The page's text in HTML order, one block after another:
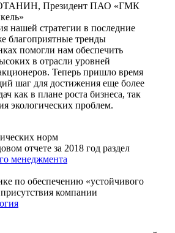
Президент ПАО «ГМК
нашей стратегии в последние
благоприятные тренды
помогли нам обеспечить
в отрасли уровней
Теперь пришло время
шаг для достижения еще более
как в плане роста бизнеса, так
экологических проблем.
норм
отчете за 2018 год раздел
менеджмента
по обеспечению «устойчивого
компании